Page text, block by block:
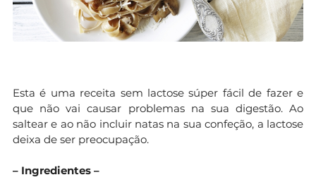
Esta é uma receita sem lactose súper fácil de fazer e
que não vai causar problemas na sua digestão. Ao
saltear e ao não incluir natas na sua confeção, a lactose
deixa de ser preocupação.
– Ingredientes –